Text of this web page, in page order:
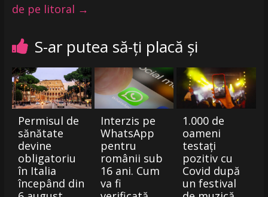
de pe litoral →
S-ar putea să-ți placă și
Permisul de
sănătate
devine
obligatoriu
în Italia
începând din
Interzis pe
WhatsApp
pentru
românii sub
16 ani. Cum
va fi
1.000 de
oameni
testați
pozitiv cu
Covid după
un festival